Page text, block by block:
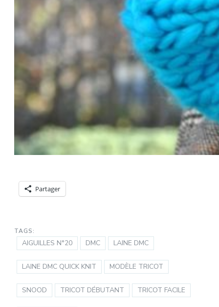
Partager
TAGS:
AIGUILLES N°20 DMC LAINE DMC
LAINE DMC QUICK KNIT MODÈLE TRICOT
SNOOD TRICOT DÉBUTANT TRICOT FACILE